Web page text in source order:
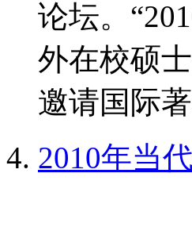
论坛。
外在校硕
邀请国际
2010年当